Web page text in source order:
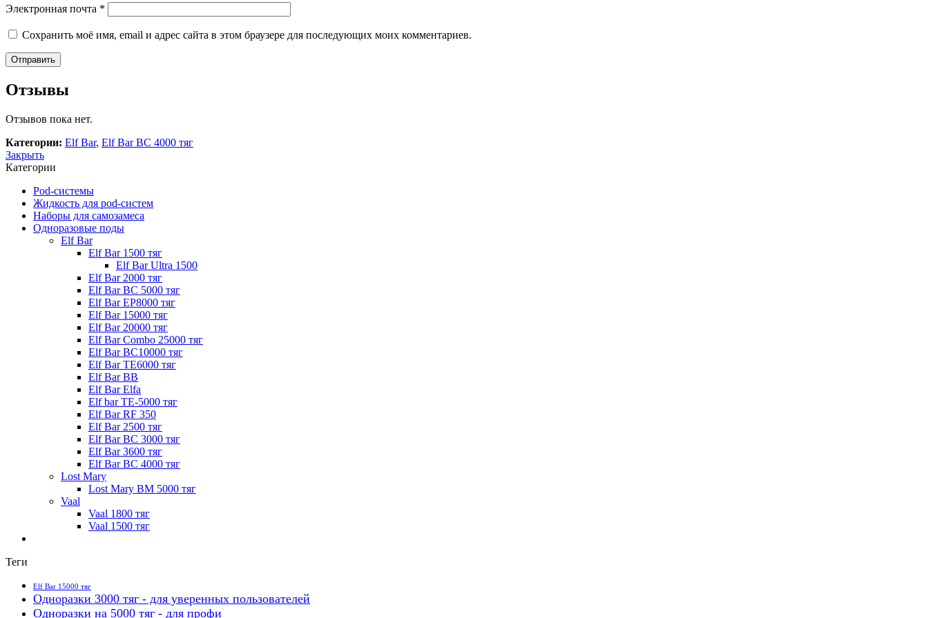
Электронная почта *
Сохранить моё имя, email и адрес сайта в этом браузере для последующих моих комментариев.
Отзывы
Отзывов пока нет.
Категории: Elf Bar, Elf Bar BC 4000 тяг
Закрыть
Категории
Pod-системы
Жидкость для pod-cистем
Наборы для самозамеса
Одноразовые поды
Elf Bar
Elf Bar 1500 тяг
Elf Bar Ultra 1500
Elf Bar 2000 тяг
Elf Bar BC 5000 тяг
Elf Bar EP8000 тяг
Elf Bar 15000 тяг
Elf Bar 20000 тяг
Elf Bar Combo 25000 тяг
Elf Bar BC10000 тяг
Elf Bar TE6000 тяг
Elf Bar BB
Elf Bar Elfa
Elf bar TE-5000 тяг
Elf Bar RF 350
Elf Bar 2500 тяг
Elf Bar BC 3000 тяг
Elf Bar 3600 тяг
Elf Bar BC 4000 тяг
Lost Mary
Lost Mary BM 5000 тяг
Vaal
Vaal 1800 тяг
Vaal 1500 тяг
Теги
Elf Bar 15000 тяг
Одноразки 3000 тяг - для уверенных пользователей
Одноразки на 5000 тяг - для профи